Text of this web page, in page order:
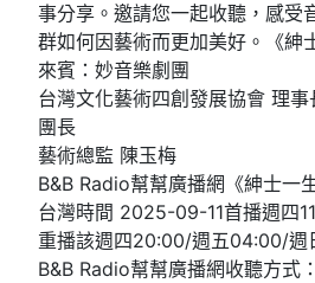
事分享。邀請您一起收聽，感受
群如何因藝術而更加美好。《紳
來賓：妙音樂劇團
台灣文化藝術四創發展協會 理
團長
藝術總監 陳玉梅
B&B Radio幫幫廣播網《紳士一生
台灣時間 2025-09-11首播週四
重播該週四20:00/週五04:00/
B&B Radio幫幫廣播網收聽方式：